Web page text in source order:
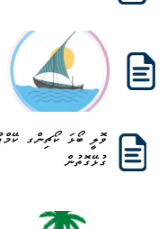
ވޮލީ ބޯޅަ ކޯޗިންގ
ގުޅޭގޮތުން